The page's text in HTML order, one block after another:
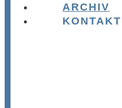
ARCHIV
KONTAKT